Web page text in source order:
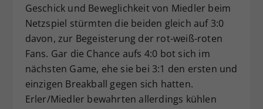
Geschick und Beweglichkeit von Miedler beim
Netzspiel stürmten die beiden gleich auf 3:0
davon, zur Begeisterung der rot-weiß-roten
Fans. Gar die Chance aufs 4:0 bot sich im
nächsten Game, ehe sie bei 3:1 den ersten und
einzigen Breakball gegen sich hatten.
Erler/Miedler bewahrten allerdings kühlen